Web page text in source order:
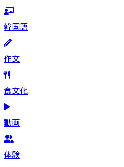
韓国語
作文
食文化
動画
体験